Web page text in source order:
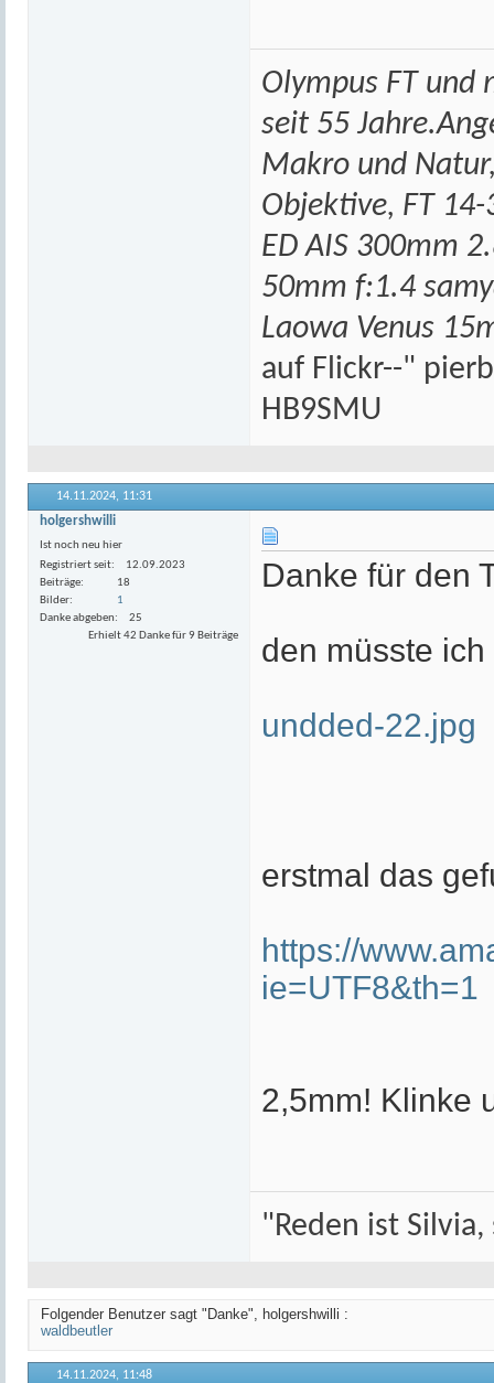
Olympus FT und
seit 55
Makro und
Objektive, FT
ED AIS 300mm
50mm f:1.4
Laowa Venus
auf Flickr--"
HB9SMU
14.11.2024, 11:31
holgershwilli
Ist noch neu hier
Registriert seit
12.09.2023
Beiträge
18
Bilder
1
Danke abgeben
25
Erhielt 42 Danke für 9 Beiträge
Danke für den
den müsste
undded-22.jpg
erstmal das
https://
ie=UTF8&th=1
2,5mm! Klinke
"Reden ist
Folgender Benutzer sagt "Danke", holgershwilli :
waldbeutler
14.11.2024, 11:48